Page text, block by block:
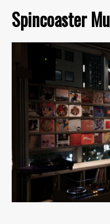
Spincoaster